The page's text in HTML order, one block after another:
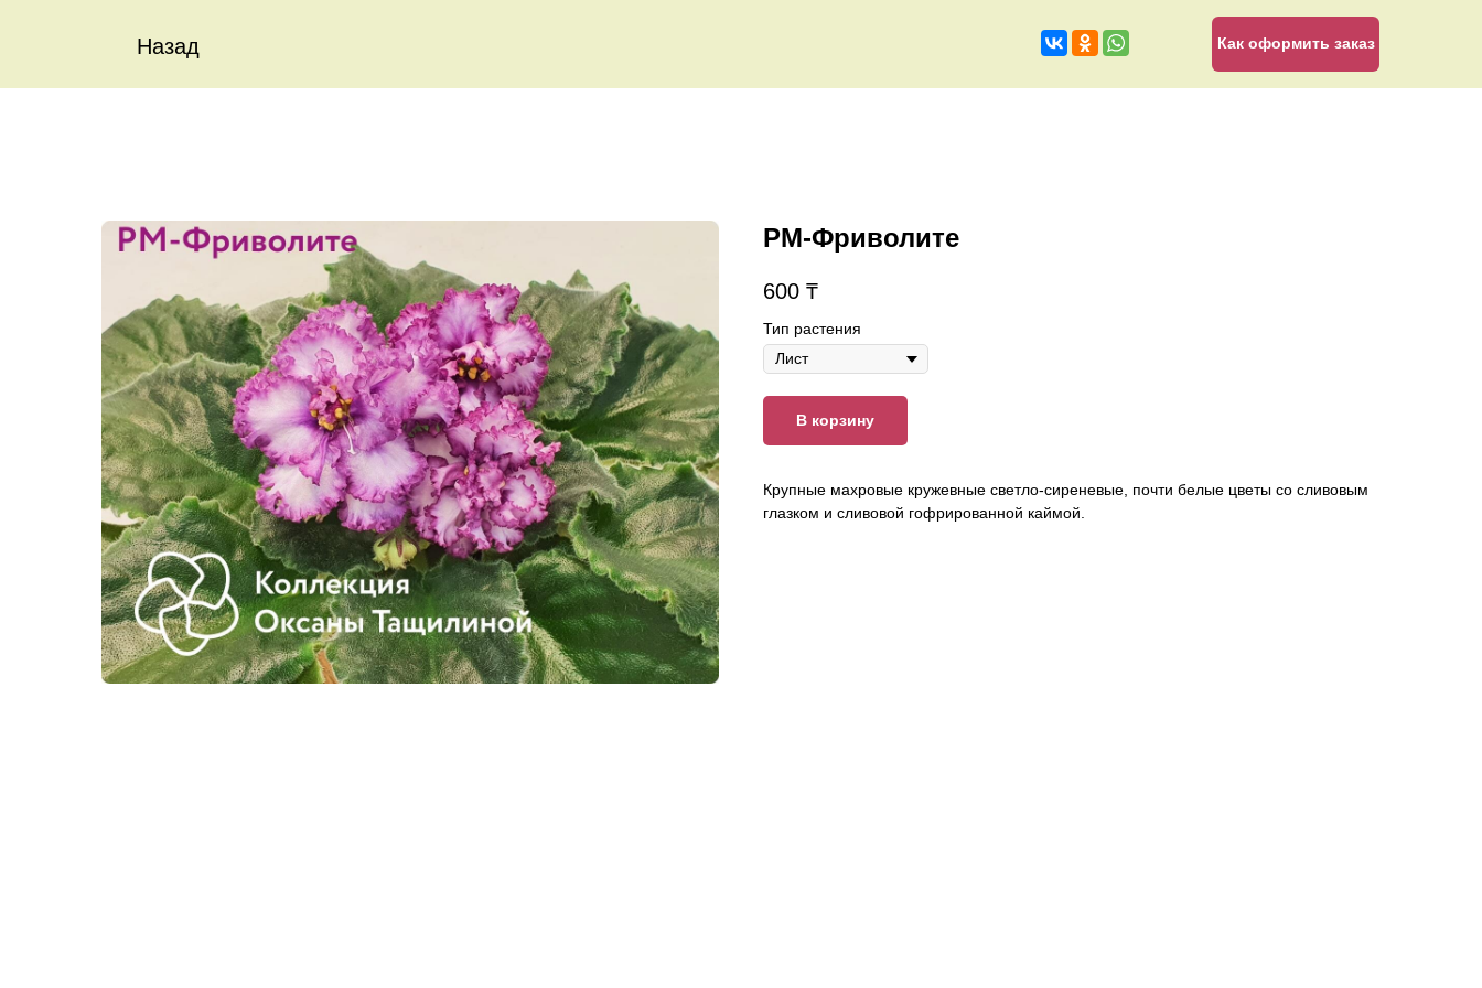
Назад Как оформить заказ
РМ-Фриволите
600 ₸
Тип растения
В корзину
Крупные махровые кружевные светло-сиреневые, почти белые цветы со сливовым
глазком и сливовой гофрированной каймой.